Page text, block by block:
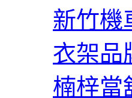
新竹機
衣架品
楠梓當